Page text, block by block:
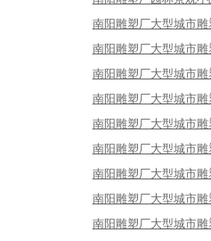
南阳雕塑厂大型城市雕
南阳雕塑厂大型城市雕
南阳雕塑厂大型城市雕
南阳雕塑厂大型城市雕
南阳雕塑厂大型城市雕
南阳雕塑厂大型城市雕
南阳雕塑厂大型城市雕
南阳雕塑厂大型城市雕
南阳雕塑厂大型城市雕